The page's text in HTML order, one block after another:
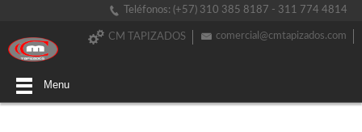
Teléfonos: (+57) 310 385 8187 - 311 774 4814
comercial@cmtapizados.com
CM TAPIZADOS
Menu